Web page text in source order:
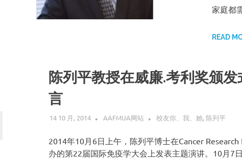
家庭都
READ
陈列平教授在威廉.考利奖颁发
言
14 10 月, 2014 AAFMUA网站 校友你、我、她,陈列平
2014年10月6日上午，陈列平博士在Cancer
办的第22届国际免疫学大会上发表主题演讲。10月7